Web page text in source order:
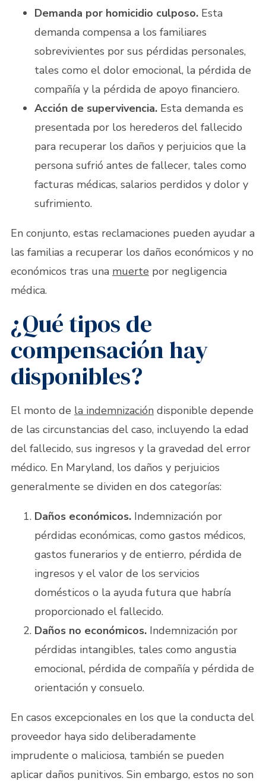
Demanda por homicidio culposo.Esta
demanda compensa a los familiares
sobrevivientes por sus pérdidas personales,
tales como el dolor emocional, la pérdida de
compañía y la pérdida de apoyo financiero.
Acción de supervivencia.Esta demanda es
presentada por los herederos del fallecido
para recuperar los daños y perjuicios que la
persona sufrió antes de fallecer, tales como
facturas médicas, salarios perdidos y dolor y
sufrimiento.
En conjunto, estas reclamaciones pueden ayudar a
las familias a recuperar los daños económicos y no
económicos tras una muerte por negligencia
médica.
¿Qué tipos de
compensación hay
disponibles?
El monto de la indemnizacióndisponible depende
de las circunstancias del caso, incluyendo la edad
del fallecido, sus ingresos y la gravedad del error
médico. En Maryland, los daños y perjuicios
generalmente se dividen en dos categorías:
Daños económicos.Indemnización por
pérdidas económicas, como gastos médicos,
gastos funerarios y de entierro, pérdida de
ingresos y el valor de los servicios
domésticos o la ayuda futura que habría
proporcionado el fallecido.
Daños no económicos.Indemnización por
pérdidas intangibles, tales como angustia
emocional, pérdida de compañía y pérdida de
orientación y consuelo.
En casos excepcionales en los que la conducta del
proveedor haya sido deliberadamente
imprudente o maliciosa, también se pueden
aplicar daños punitivos. Sin embargo, estos no son